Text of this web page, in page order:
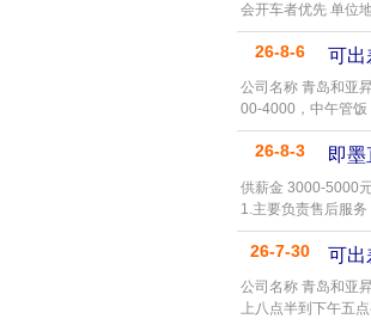
会开车者优先 单位
26-8-6 可出
公司名称 青岛和亚
00-4000，中午管饭
26-8-3 即
供薪金 3000-5000
1.主要负责售后服务
26-7-30 可出
公司名称 青岛和亚
上八点半到下午五